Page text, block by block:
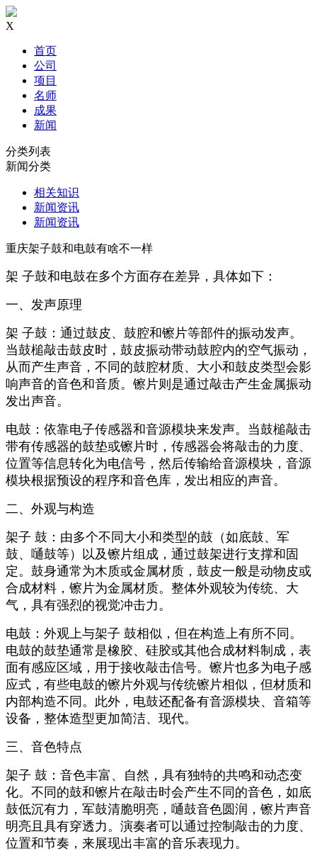
X
首页
公司
项目
名师
成果
新闻
分类列表
新闻分类
相关知识
新闻资讯
新闻资讯
重庆架子鼓和电鼓有啥不一样
架 子鼓和电鼓在多个方面存在差异，具体如下：
一、发声原理
架 子鼓：通过鼓皮、鼓腔和镲片等部件的振动发声。
当鼓槌敲击鼓皮时，鼓皮振动带动鼓腔内的空气振动，
从而产生声音，不同的鼓腔材质、大小和鼓皮类型会影
响声音的音色和音质。镲片则是通过敲击产生金属振动
发出声音。
电鼓：依靠电子传感器和音源模块来发声。当鼓槌敲击
带有传感器的鼓垫或镲片时，传感器会将敲击的力度、
位置等信息转化为电信号，然后传输给音源模块，音源
模块根据预设的程序和音色库，发出相应的声音。
二、外观与构造
架子 鼓：由多个不同大小和类型的鼓（如底鼓、军
鼓、嗵鼓等）以及镲片组成，通过鼓架进行支撑和固
定。鼓身通常为木质或金属材质，鼓皮一般是动物皮或
合成材料，镲片为金属材质。整体外观较为传统、大
气，具有强烈的视觉冲击力。
电鼓：外观上与架子 鼓相似，但在构造上有所不同。
电鼓的鼓垫通常是橡胶、硅胶或其他合成材料制成，表
面有感应区域，用于接收敲击信号。镲片也多为电子感
应式，有些电鼓的镲片外观与传统镲片相似，但材质和
内部构造不同。此外，电鼓还配备有音源模块、音箱等
设备，整体造型更加简洁、现代。
三、音色特点
架子 鼓：音色丰富、自然，具有独特的共鸣和动态变
化。不同的鼓和镲片在敲击时会产生不同的音色，如底
鼓低沉有力，军鼓清脆明亮，嗵鼓音色圆润，镲片声音
明亮且具有穿透力。演奏者可以通过控制敲击的力度、
位置和节奏，来展现出丰富的音乐表现力。